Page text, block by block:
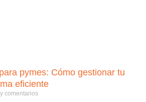
pymes: Cómo gestionar tu
eficiente
comentarios